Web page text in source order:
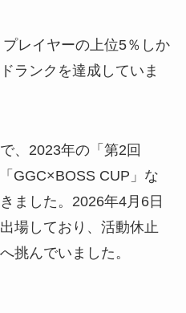
レイヤーの上位5％しか
ランクを達成していま
、2023年の「第2回
GGC×BOSS CUP」な
ました。2026年4月6日
場しており、活動休止
挑んでいました。